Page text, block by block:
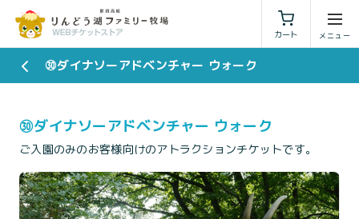
カート
利用規約 特定商取引法に基づく表示
㉚ダイナソーアドベンチャー ウォーク
㉚ダイナソーアドベンチャー ウォーク
ご入園のみのお客様向けのアトラクションチケットです。